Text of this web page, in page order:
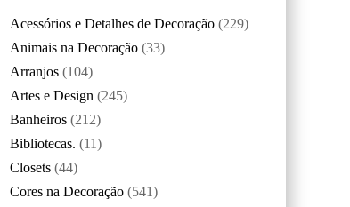
Acessórios e Detalhes de Decoração (229)
Animais na Decoração (33)
Arranjos (104)
Artes e Design (245)
Banheiros (212)
Bibliotecas. (11)
Closets (44)
Cores na Decoração (541)